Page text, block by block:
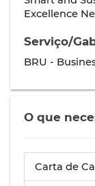
Excellence
Serviço/
BRU -
O que
Carta de